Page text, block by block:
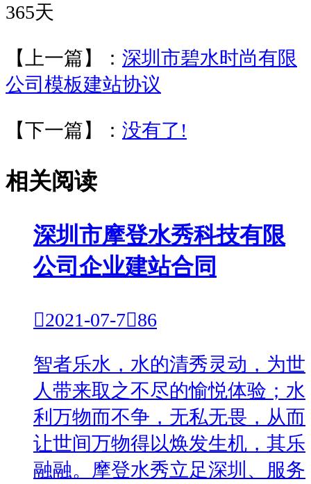
365天
【上一篇】： 深圳市碧水时尚有限
公司模板建站协议
【下一篇】： 没有了!
相关阅读
深圳市摩登水秀科技有限
公司企业建站合同
2021-07-786
智者乐水，水的清秀灵动，为世
人带来取之不尽的愉悦体验；水
利万物而不争，无私无畏，从而
让世间万物得以焕发生机，其乐
融融。摩登水秀立足深圳、服务